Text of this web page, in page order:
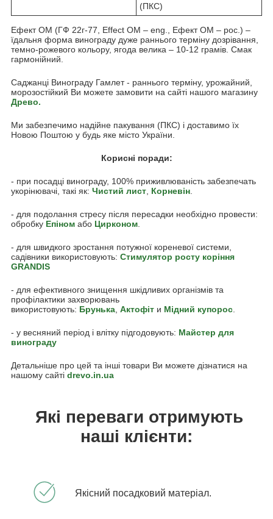
(ПКС)
Ефект ОМ (ГФ 22г-77, Effect OM – eng., Ефект ОМ – рос.) –
їдальня форма винограду дуже раннього терміну дозрівання,
темно-рожевого кольору, ягода велика – 10-12 грамів. Смак
гармонійний.
Саджанці Винограду Гамлет - раннього терміну, урожайний,
морозостійкий Ви можете замовити на сайті нашого магазину
Древо.
Ми забезпечимо надійне пакування (ПКС) і доставимо їх
Новою Поштою у будь яке місто України.
Корисні поради:
- при посадці винограду, 100% приживлюваність забезпечать
укорінювачі, такі як: Чистий лист Корневін
- для подолання стресу після пересадки необхідно провести:
обробку Епіном або Цирконом
- для швидкого зростання потужної кореневої системи,
садівники використовують: Стимулятор росту коріння
GRANDIS
- для ефективного знищення шкідливих організмів та
профілактики захворювань
використовують: Брунька Актофіт и Мідний купорос
- у весняний період і влітку підгодовують: Майстер для
винограду
Детальніше про цей та інші товари Ви можете дізнатися на
нашому сайті drevo.in.ua
Які переваги отримують
наші клієнти:
Якісний посадковий матеріал.